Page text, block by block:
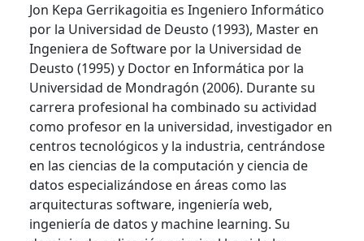
Jon Kepa Gerrikagoitia es Ingeniero Informático
por la Universidad de Deusto (1993), Master en
Ingeniera de Software por la Universidad de
Deusto (1995) y Doctor en Informática por la
Universidad de Mondragón (2006). Durante su
carrera profesional ha combinado su actividad
como profesor en la universidad, investigador en
centros tecnológicos y la industria, centrándose
en las ciencias de la computación y ciencia de
datos especializándose en áreas como las
arquitecturas software, ingeniería web,
ingeniería de datos y machine learning. Su